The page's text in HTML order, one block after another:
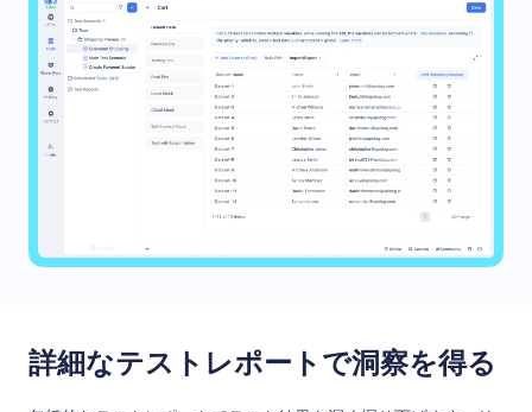
詳細なテストレポートで洞察を得る